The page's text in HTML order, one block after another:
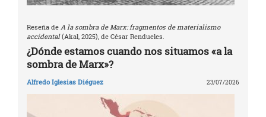
Reseña de A la sombra de Marx: fragmentos de materialismo
accidental(Akal, 2025), de César Rendueles.
¿Dónde estamos cuando nos situamos «a la
sombra de Marx»?
Alfredo Iglesias Diéguez 23/07/2026